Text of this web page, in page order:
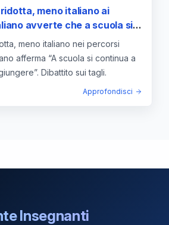
meno italiano ai
avverte che a scuola si
senza aggiungere
meno italiano nei percorsi
afferma “A scuola si continua a
Dibattito sui tagli.
Approfondisci
Insegnanti